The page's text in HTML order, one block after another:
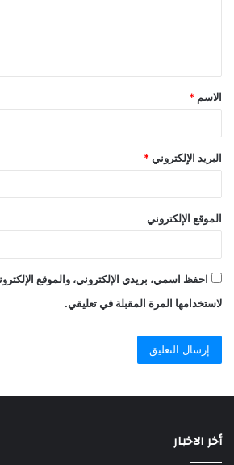
الاسم *
البريد الإلكتروني *
الموقع الإلكتروني
احفظ اسمي، بريدي الإلكتروني، والموقع
لاستخدامها المرة المقبلة في تعليقي.
أخر الاخبار